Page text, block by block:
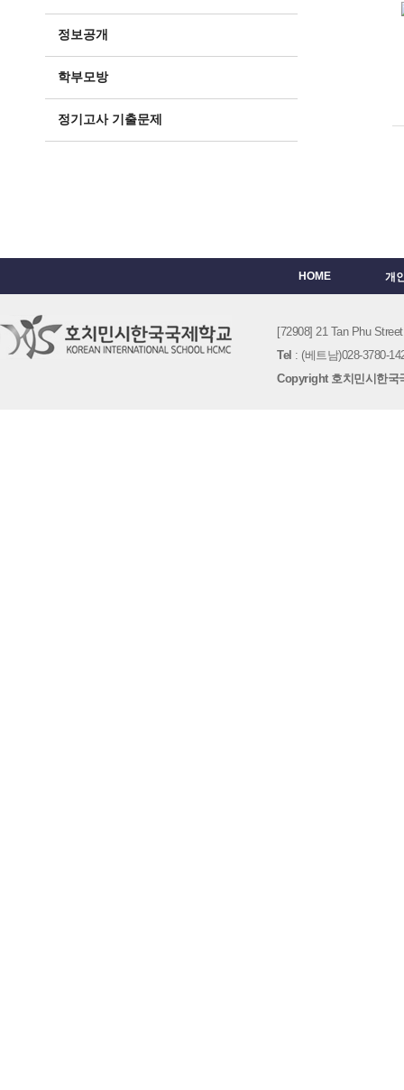
정보공개
학부모방
정기고사 기출문제
HOME 개
[72908] 21 Tan Phu
Tel : (베트남)028-3780-
Copyright 호치민시한국